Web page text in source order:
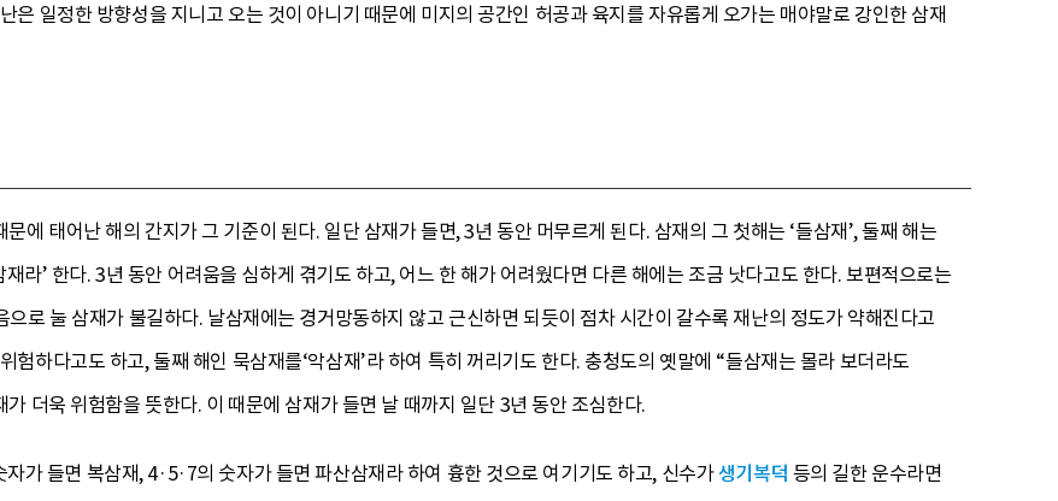
은 일정한 방향성을 지니고 오는 것이 아니기 때문에 미지의 공간인 허공과 육지를 자유롭게 오가는 매야말로 강인한 삼재
에 태어난 해의 간지가 그 기준이 된다. 일단 삼재가 들면, 3년 동안 머무르게 된다. 삼재의 그 첫해는 ‘들삼재’, 둘째 해는
재라’ 한다. 3년 동안 어려움을 심하게 겪기도 하고, 어느 한 해가 어려웠다면 다른 해에는 조금 낫다고도 한다. 보편적으로는
로 눌 삼재가 불길하다. 날삼재에는 경거망동하지 않고 근신하면 되듯이 점차 시간이 갈수록 재난의 정도가 약해진다고
험하다고도 하고, 둘째 해인 묵삼재를‘악삼재’라 하여 특히 꺼리기도 한다. 충청도의 옛말에 “들삼재는 몰라 보더라도
더욱 위험함을 뜻한다. 이 때문에 삼재가 들면 날 때까지 일단 3년 동안 조심한다.
자가 들면 복삼재, 4·5·7의 숫자가 들면 파산삼재라 하여 흉한 것으로 여기기도 하고, 신수가생기복덕 등의 길한 운수라면